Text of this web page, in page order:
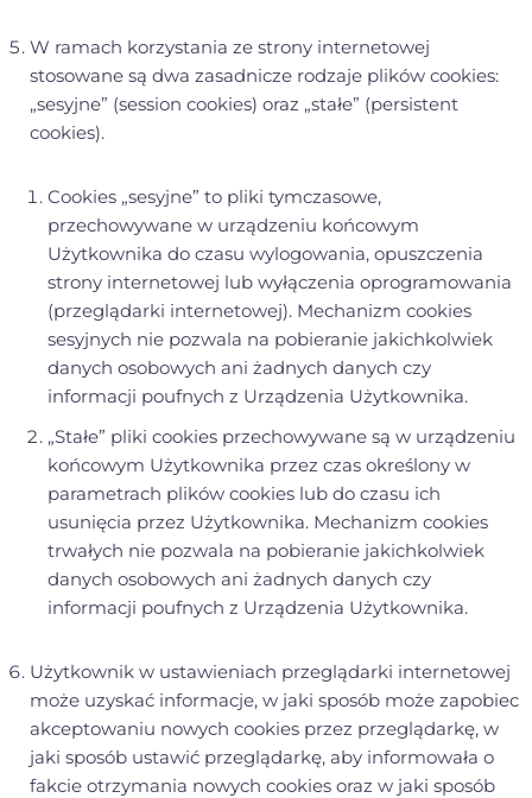
W ramach korzystania ze strony internetowej
stosowane są dwa zasadnicze rodzaje plików cookies:
„sesyjne” (session cookies) oraz „stałe” (persistent
cookies).
Cookies „sesyjne” to pliki tymczasowe,
przechowywane w urządzeniu końcowym
Użytkownika do czasu wylogowania, opuszczenia
strony internetowej lub wyłączenia oprogramowania
(przeglądarki internetowej). Mechanizm cookies
sesyjnych nie pozwala na pobieranie jakichkolwiek
danych osobowych ani żadnych danych czy
informacji poufnych z Urządzenia Użytkownika.
„Stałe” pliki cookies przechowywane są w urządzeniu
końcowym Użytkownika przez czas określony w
parametrach plików cookies lub do czasu ich
usunięcia przez Użytkownika. Mechanizm cookies
trwałych nie pozwala na pobieranie jakichkolwiek
danych osobowych ani żadnych danych czy
informacji poufnych z Urządzenia Użytkownika.
Użytkownik w ustawieniach przeglądarki internetowej
może uzyskać informacje, w jaki sposób może zapobiec
akceptowaniu nowych cookies przez przeglądarkę, w
jaki sposób ustawić przeglądarkę, aby informowała o
fakcie otrzymania nowych cookies oraz w jaki sposób